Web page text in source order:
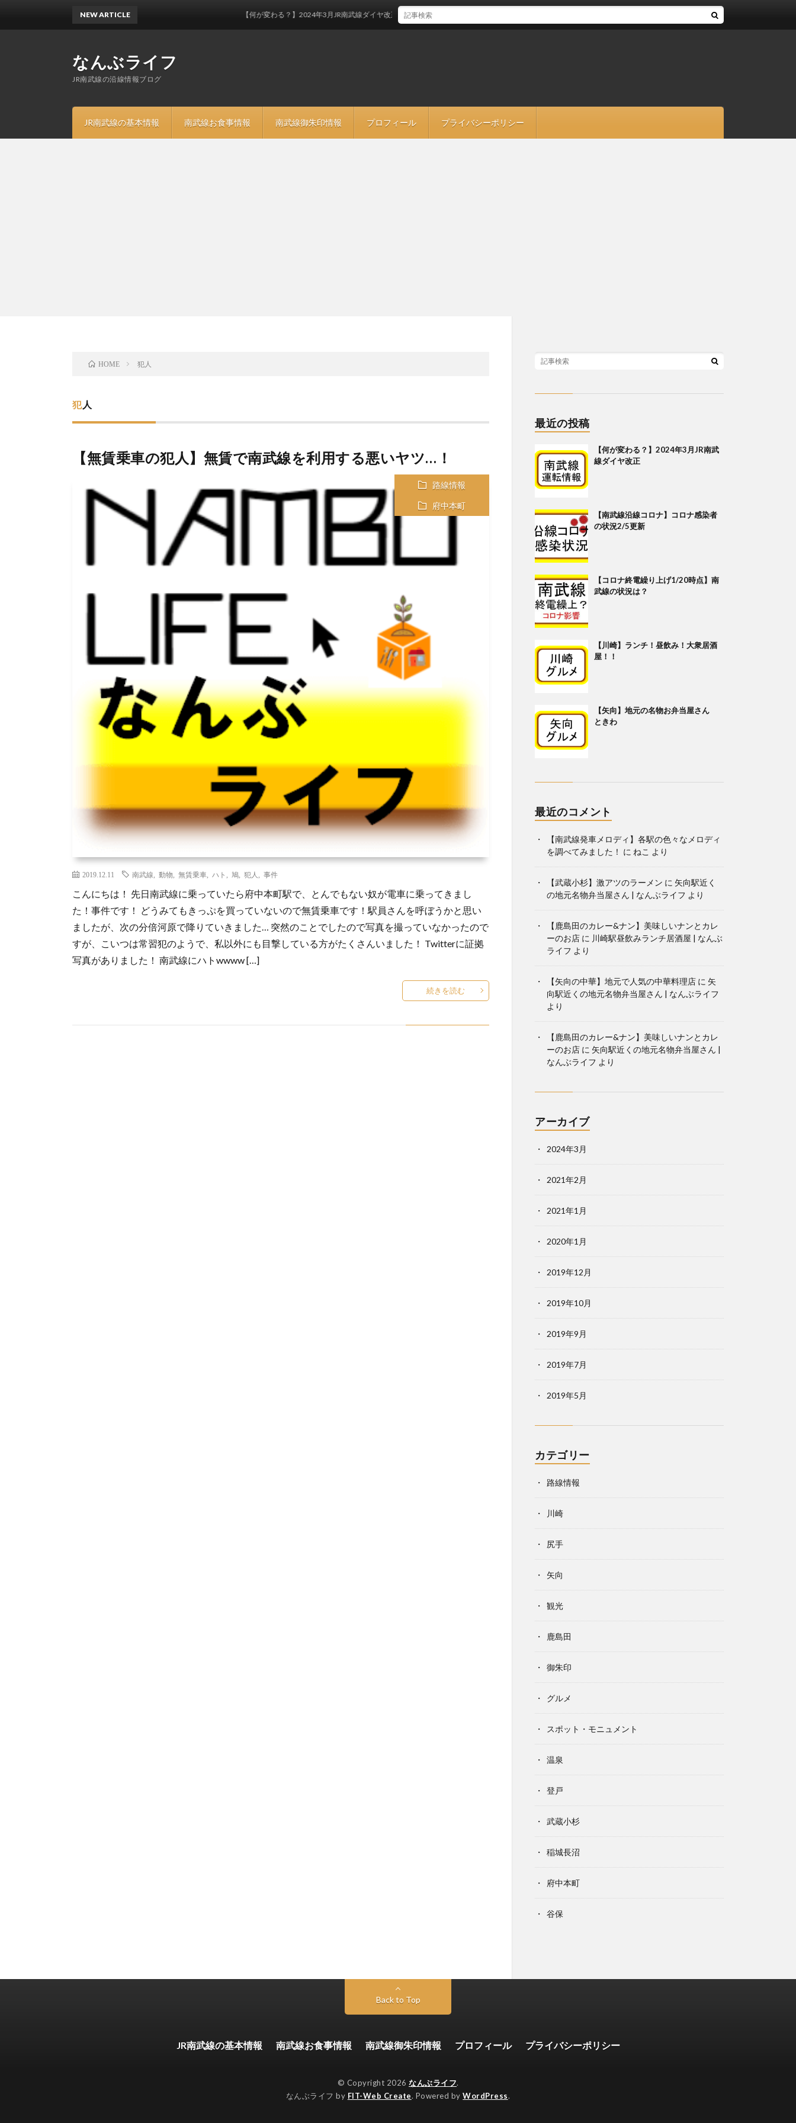
なんぶライフ
JR南武線の沿線情報ブログ
JR南武線の基本情報 南武線お食事情報 南武線御朱印情報 プロフィール プライバシーポリシー
NEW ARTICLE 【何が変わる？】2024年3月JR南武線ダイヤ改正
HOME 犯人
犯人
【無賃乗車の犯人】無賃で南武線を利用する悪いヤツ…！
路線情報
府中本町
2019.12.11 南武線 動物 無賃乗車 ハト 鳩 犯人 事件
こんにちは！ 先日南武線に乗っていたら府中本町駅で、とんでもない奴が電車に乗ってきまし
た！事件です！ どうみてもきっぷを買っていないので無賃乗車です！駅員さんを呼ぼうかと思い
ましたが、次の分倍河原で降りていきました… 突然のことでしたので写真を撮っていなかったので
すが、こいつは常習犯のようで、私以外にも目撃している方がたくさんいました！ Twitterに証拠
写真がありました！ 南武線にハトwwww […]
続きを読む
最近の投稿
【何が変わる？】2024年3月JR南武
線ダイヤ改正
【南武線沿線コロナ】コロナ感染者
の状況2/5更新
【コロナ終電繰り上げ1/20時点】南
武線の状況は？
【川崎】ランチ！昼飲み！大衆居酒
屋！！
【矢向】地元の名物お弁当屋さん
ときわ
最近のコメント
【南武線発車メロディ】各駅の色々なメロディ
を調べてみました！ に ねこ より
【武蔵小杉】激アツのラーメン に 矢向駅近く
の地元名物弁当屋さん | なんぶライフ より
【鹿島田のカレー&ナン】美味しいナンとカレ
ーのお店 に 川崎駅昼飲みランチ居酒屋 | なんぶ
ライフ より
【矢向の中華】地元で人気の中華料理店 に 矢
向駅近くの地元名物弁当屋さん | なんぶライフ
より
【鹿島田のカレー&ナン】美味しいナンとカレ
ーのお店 に 矢向駅近くの地元名物弁当屋さん |
なんぶライフ より
アーカイブ
2024年3月
2021年2月
2021年1月
2020年1月
2019年12月
2019年10月
2019年9月
2019年7月
2019年5月
カテゴリー
路線情報
川崎
尻手
矢向
観光
鹿島田
御朱印
グルメ
スポット・モニュメント
温泉
登戸
武蔵小杉
稲城長沼
府中本町
谷保
Back to Top
JR南武線の基本情報 南武線お食事情報 南武線御朱印情報 プロフィール プライバシーポリシー
© Copyright 2026 なんぶライフ.
なんぶライフ by FIT-Web Create. Powered byWordPress.